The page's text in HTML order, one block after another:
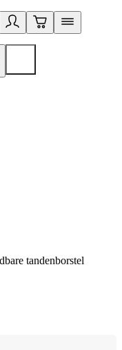
tandenborstel